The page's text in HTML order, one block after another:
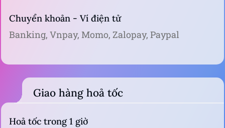
Chuyển khoản - Ví điện tử
Banking, Vnpay, Momo, Zalopay, Paypal
Giao hàng hoả tốc
Hoả tốc trong 1 giờ